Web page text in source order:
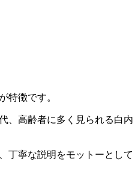
特徴です。
、高齢者に多く見られる白内
丁寧な説明をモットーとして